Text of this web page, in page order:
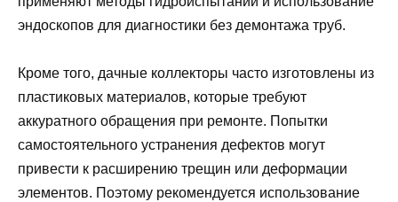
эндоскопов для диагностики без демонтажа труб.
Кроме того, дачные коллекторы часто изготовлены из
пластиковых материалов, которые требуют
аккуратного обращения при ремонте. Попытки
самостоятельного устранения дефектов могут
привести к расширению трещин или деформации
элементов. Поэтому рекомендуется использование